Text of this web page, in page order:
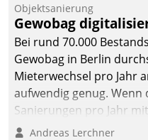
Objektsanierung
Gewobag
Bei rund 70.000
Gewobag in Berlin
Mieterwechsel pro Jahr
aufwendig genug.
Sanierungen pro Jahr
Betreuungs- und
Andreas Lerchner